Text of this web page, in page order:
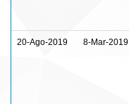
20-Ago-2019 8-Mar-2019